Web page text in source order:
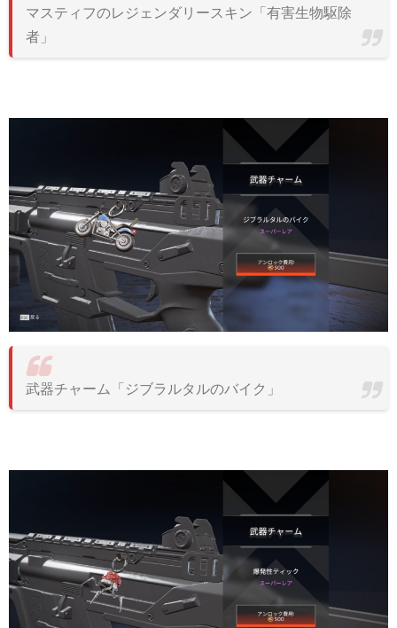
マスティフのレジェンダリースキン「有害生物駆除
者」
武器チャーム「ジブラルタルのバイク」